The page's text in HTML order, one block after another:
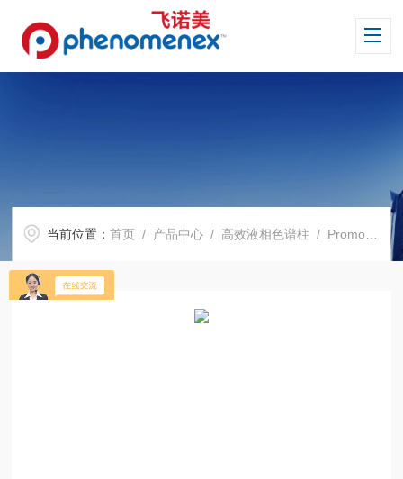
当前位置：首页 / 产品中心 / 高效液相色谱柱 / Promosil 系列色谱柱